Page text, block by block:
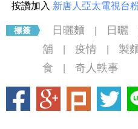
按讚加入 新唐人亞太電視台
日曬麵 日曬
舖
疫情 製
食
奇人軼事